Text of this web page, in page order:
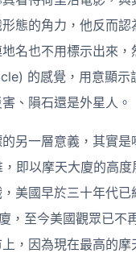
態的角力，他反而
名也不用標示出來
的感覺，用意顯示
、隕石還是外星人。
另一層意義，其實是
，即以摩天大廈的高
美國早於三十年代
，至今美國觀眾已不
，因為現在最高的摩